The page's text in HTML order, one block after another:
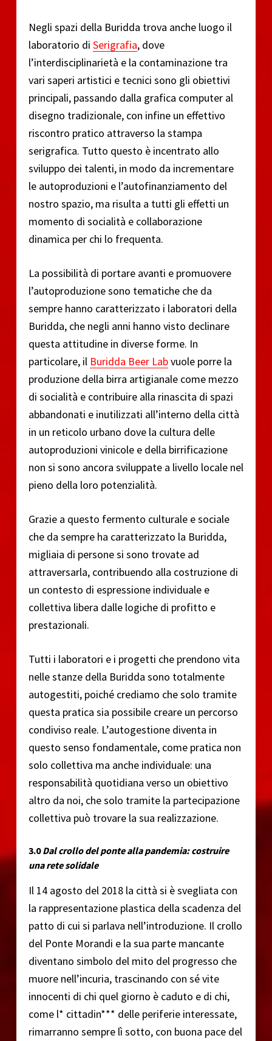
Negli spazi della Buridda trova anche luogo il
laboratorio di Serigrafia, dove
l’interdisciplinarietà e la contaminazione tra
vari saperi artistici e tecnici sono gli obiettivi
principali, passando dalla grafica computer al
disegno tradizionale, con infine un effettivo
riscontro pratico attraverso la stampa
serigrafica. Tutto questo è incentrato allo
sviluppo dei talenti, in modo da incrementare
le autoproduzioni e l’autofinanziamento del
nostro spazio, ma risulta a tutti gli effetti un
momento di socialità e collaborazione
dinamica per chi lo frequenta.
La possibilità di portare avanti e promuovere
l’autoproduzione sono tematiche che da
sempre hanno caratterizzato i laboratori della
Buridda, che negli anni hanno visto declinare
questa attitudine in diverse forme. In
particolare, il Buridda Beer Labvuole porre la
produzione della birra artigianale come mezzo
di socialità e contribuire alla rinascita di spazi
abbandonati e inutilizzati all’interno della città
in un reticolo urbano dove la cultura delle
autoproduzioni vinicole e della birrificazione
non si sono ancora sviluppate a livello locale nel
pieno della loro potenzialità.
Grazie a questo fermento culturale e sociale
che da sempre ha caratterizzato la Buridda,
migliaia di persone si sono trovate ad
attraversarla, contribuendo alla costruzione di
un contesto di espressione individuale e
collettiva libera dalle logiche di profitto e
prestazionali.
Tutti i laboratori e i progetti che prendono vita
nelle stanze della Buridda sono totalmente
autogestiti, poiché crediamo che solo tramite
questa pratica sia possibile creare un percorso
condiviso reale. L’autogestione diventa in
questo senso fondamentale, come pratica non
solo collettiva ma anche individuale: una
responsabilità quotidiana verso un obiettivo
altro da noi, che solo tramite la partecipazione
collettiva può trovare la sua realizzazione.
3.0Dal crollo del ponte alla pandemia: costruire
una rete solidale
Il 14 agosto del 2018 la città si è svegliata con
la rappresentazione plastica della scadenza del
patto di cui si parlava nell’introduzione. Il crollo
del Ponte Morandi e la sua parte mancante
diventano simbolo del mito del progresso che
muore nell’incuria, trascinando con sé vite
innocenti di chi quel giorno è caduto e di chi,
come l* cittadin*** delle periferie interessate,
rimarranno sempre lì sotto, con buona pace del